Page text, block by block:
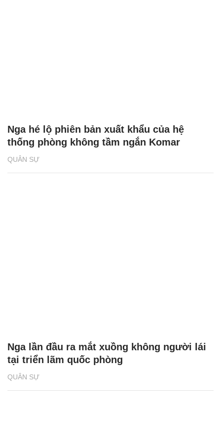
QUÂN SỰ
Nga hé lộ phiên bản xuất khẩu của hệ
thống phòng không tầm ngắn Komar
QUÂN SỰ
Nga lần đầu ra mắt xuồng không người lái
tại triển lãm quốc phòng